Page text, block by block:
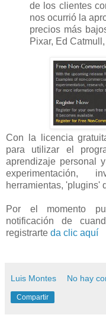
de los clientes
nos ocurrió la
precios más
Pixar, Ed
Con la licencia
para utilizar el
aprendizaje personal
experimentación,
herramientas, 'plugins'
Por el momento
notificación de
registrarte da clic aquí
Luis Montes No hay
Compartir